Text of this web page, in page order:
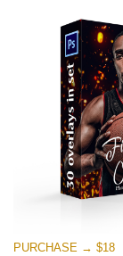
PURCHASE → $18